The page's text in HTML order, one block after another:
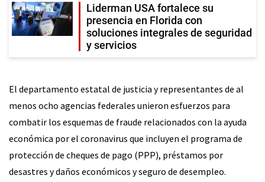
Liderman USA fortalece su
presencia en Florida con
soluciones integrales de seguridad
y servicios
El departamento estatal de justicia y representantes de al
menos ocho agencias federales unieron esfuerzos para
combatir los esquemas de fraude relacionados con la ayuda
económica por el coronavirus que incluyen el programa de
protección de cheques de pago (PPP), préstamos por
desastres y daños económicos y seguro de desempleo.